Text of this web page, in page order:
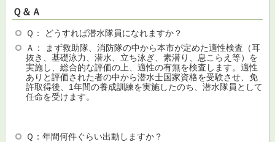
Ｑ＆Ａ
Ｑ： どうすれば潜水隊員になれますか？
Ａ： まず救助隊、消防隊の中から本市が定めた適性検査（耳
抜き、基礎泳力、潜水、立ち泳ぎ、素潜り、息こらえ等）を
実施し、総合的な評価の上、適性の有無を検査します。適性
ありと評価された者の中から潜水士国家資格を受験させ、免
許取得後、1年間の養成訓練を実施したのち、潜水隊員として
任命を受けます。
Ｑ：年間何件ぐらい出動しますか？